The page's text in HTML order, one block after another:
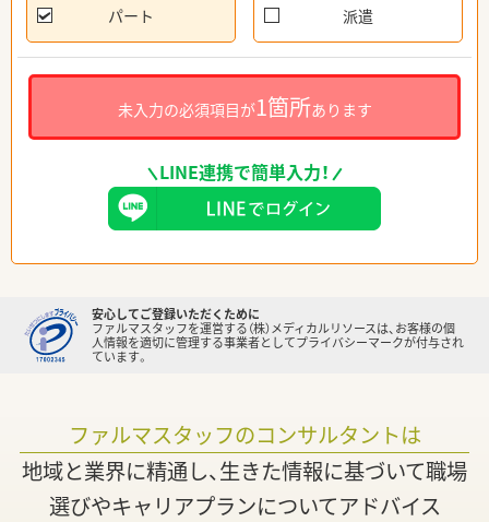
パート 派遣
未入力の必須項目が1箇所あります
LINE連携で簡単入力！
安心してご登録いただくために
ファルマスタッフを運営する（株）メディカルリソースは、お客様の個
人情報を適切に管理する事業者としてプライバシーマークが付与され
ています。
ファルマスタッフのコンサルタントは
地域と業界に精通し、生きた情報に基づいて職場
選びやキャリアプランについてアドバイス